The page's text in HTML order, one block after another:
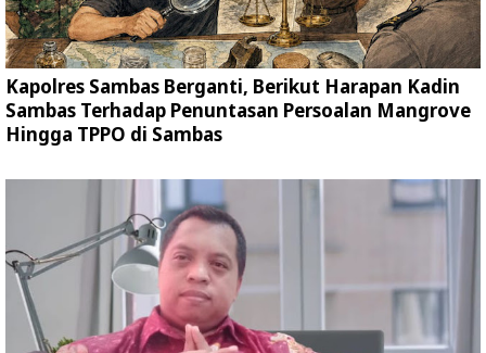
Kapolres Sambas Berganti, Berikut Harapan Kadin
Sambas Terhadap Penuntasan Persoalan Mangrove
Hingga TPPO di Sambas